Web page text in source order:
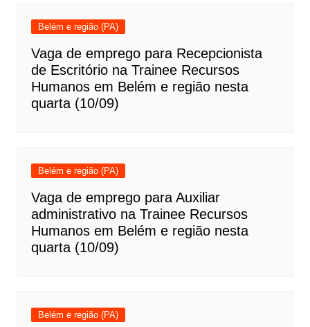
Belém e região (PA)
Vaga de emprego para Recepcionista
de Escritório na Trainee Recursos
Humanos em Belém e região nesta
quarta (10/09)
Belém e região (PA)
Vaga de emprego para Auxiliar
administrativo na Trainee Recursos
Humanos em Belém e região nesta
quarta (10/09)
Belém e região (PA)